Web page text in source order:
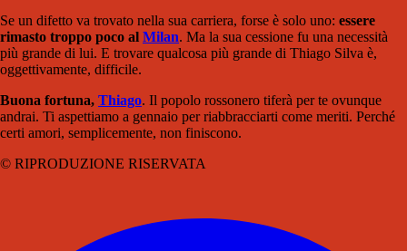
Se un difetto va trovato nella sua carriera, forse è solo uno: essere
rimasto troppo poco al Milan. Ma la sua cessione fu una necessità
più grande di lui. E trovare qualcosa più grande di Thiago Silva è,
oggettivamente, difficile.
Buona fortuna, Thiago. Il popolo rossonero tiferà per te ovunque
andrai. Ti aspettiamo a gennaio per riabbracciarti come meriti. Perché
certi amori, semplicemente, non finiscono.
© RIPRODUZIONE RISERVATA